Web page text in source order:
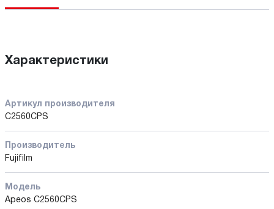
Характеристики
Артикул производителя
C2560CPS
Производитель
Fujifilm
Модель
Apeos C2560CPS